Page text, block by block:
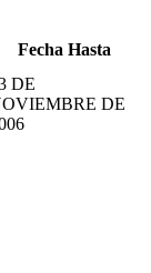
Fecha Hasta
DE
DE